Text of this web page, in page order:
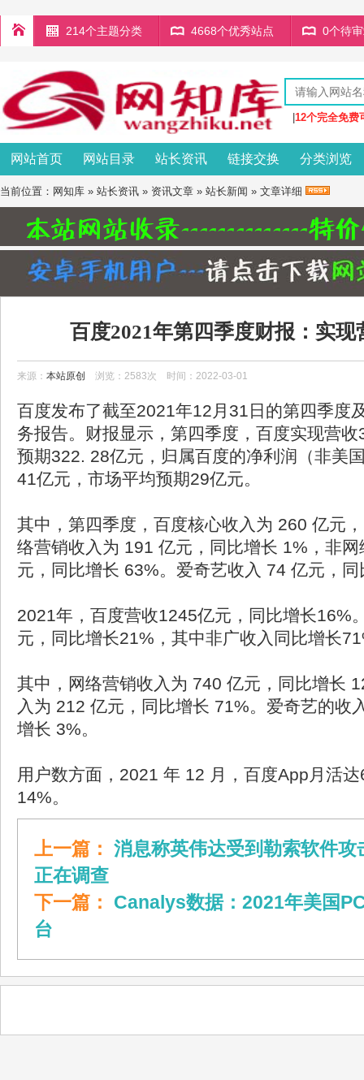
214个主题分类 4668个优秀站点 0个待
12个完全免费
网站首页 网站目录 站长资讯 链接交换 分类浏览
当前位置： 网知库 » 站长资讯 » 资讯文章 » 站长新闻 » 文章详细
百度2021年第四季度财报：实现
来源： 本站原创 浏览：2583次 时间：2022-03-01
百度发布了截至2021年12月31日的第四季度
务报告。财报显示，第四季度，百度实现营
预期322. 28亿元，归属百度的净利润（非美
41亿元，市场平均预期29亿元。
其中，第四季度，百度核心收入为 260 亿元
络营销收入为 191 亿元，同比增长 1%，非
元，同比增长 63%。爱奇艺收入 74 亿元，
2021年，百度营收1245亿元，同比增长16%
元，同比增长21%，其中非广收入同比增长
其中，网络营销收入为 740 亿元，同比增长
入为 212 亿元，同比增长 71%。爱奇艺的收
增长 3%。
用户数方面，2021 年 12 月，百度App月活
14%。
上一篇： 消息称英伟达受到勒索软件攻
正在调查
下一篇： Canalys数据：2021年美国
台